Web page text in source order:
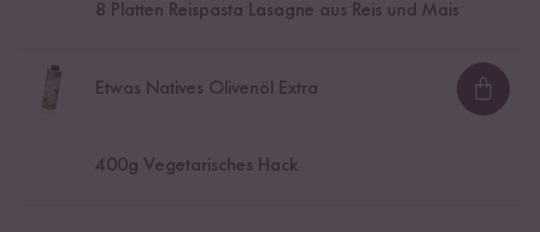
8 Platten Reispasta Lasagne aus Reis und Mais
Etwas Natives Olivenöl Extra
400g Vegetarisches Hack